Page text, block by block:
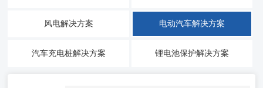
风电解决方案 电动汽车解决方案
汽车充电桩解决方案 锂电池保护解决方案